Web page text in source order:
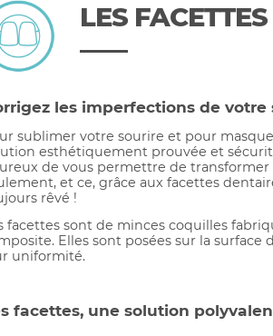
LES FACETTES
les imperfections de
sublimer votre sourire et pour
esthétiquement prouvée et
de vous permettre de
et ce, grâce aux facettes
rêvé !
facettes sont de minces coquilles
Elles sont posées sur la
uniformité.
facettes, une solution